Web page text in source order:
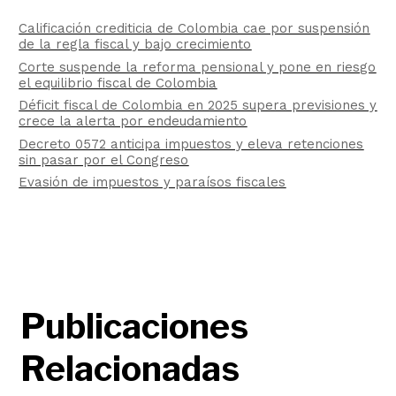
Calificación crediticia de Colombia cae por suspensión
de la regla fiscal y bajo crecimiento
Corte suspende la reforma pensional y pone en riesgo
el equilibrio fiscal de Colombia
Déficit fiscal de Colombia en 2025 supera previsiones y
crece la alerta por endeudamiento
Decreto 0572 anticipa impuestos y eleva retenciones
sin pasar por el Congreso
Evasión de impuestos y paraísos fiscales
Publicaciones
Relacionadas